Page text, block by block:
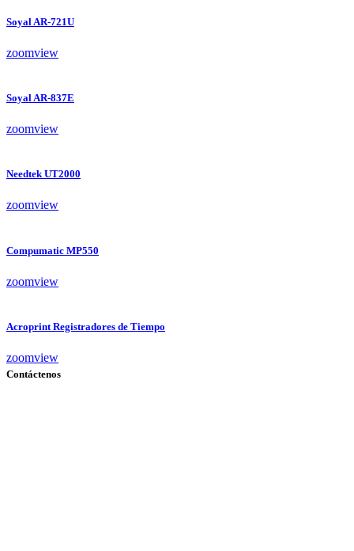
Soyal AR-721U
zoomview
Soyal AR-837E
zoomview
Needtek UT2000
zoomview
Compumatic MP550
zoomview
Acroprint Registradores de Tiempo
zoomview
Contáctenos